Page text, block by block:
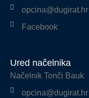
opcina@dugirat.hr
Facebook
Ured načelnika
Načelnik Tonči Bauk
opcina@dugirat.hr